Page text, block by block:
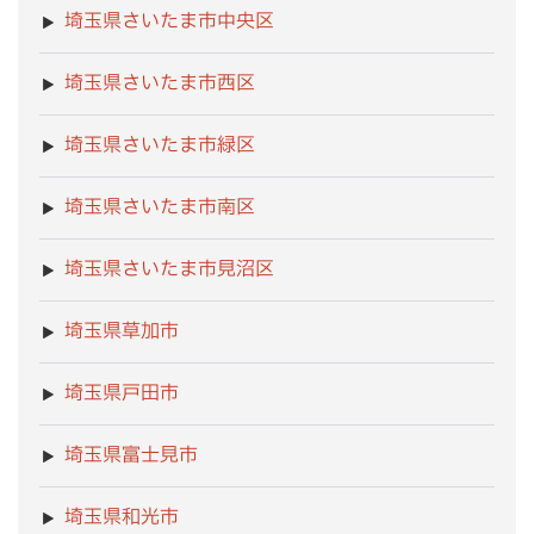
埼玉県さいたま市中央区
埼玉県さいたま市西区
埼玉県さいたま市緑区
埼玉県さいたま市南区
埼玉県さいたま市見沼区
埼玉県草加市
埼玉県戸田市
埼玉県富士見市
埼玉県和光市